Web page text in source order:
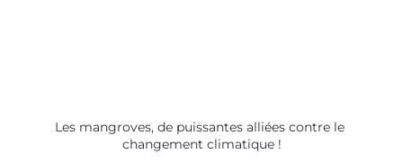
Les mangroves, de puissantes alliées contre le
changement climatique !